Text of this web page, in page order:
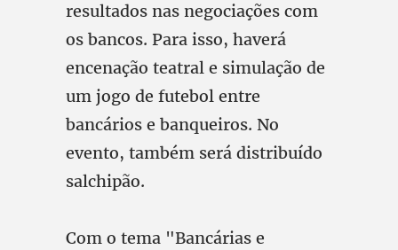
resultados nas negociações com
os bancos. Para isso, haverá
encenação teatral e simulação de
um jogo de futebol entre
bancários e banqueiros. No
evento, também será distribuído
salchipão.
Com o tema "Bancárias e